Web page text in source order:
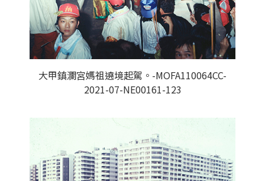
大甲鎮瀾宮媽祖遶境起駕。-MOFA110064CC-
2021-07-NE00161-123